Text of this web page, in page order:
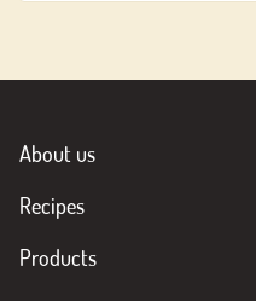
About us
Recipes
Products